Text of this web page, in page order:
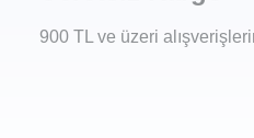
900 TL ve üzeri